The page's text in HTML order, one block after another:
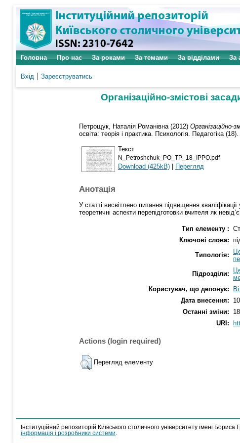
Головна Про нас За роками За темами За відділами За
Вхід Зареєструватись
Організаційно-змістові
Петрощук, Наталія Романівна (2012) Організаційно-
освіта: теорія і практика. Психологія. Педагогіка (18).
Текст
N_Petroshchuk_PO_TP_18_IPPO.pdf
Download (425kB) | Перегляд
Анотація
У статті висвітлено питання підвищення
теоретичні аспекти перепідготовки вчителя як
Тип елементу :
Ключові слова:
Типологія:
Підрозділи:
Користувач, що депонує:
Дата внесення:
Останні зміни:
URI:
Actions (login required)
Перегляд елементу
Інституційний репозиторій Київського столичного університету імені Бориса
інформація і розробники системи